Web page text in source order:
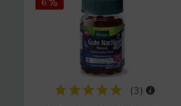
6
(3)